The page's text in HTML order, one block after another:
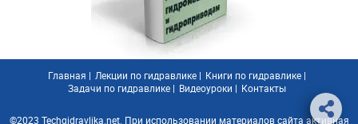
Главная | Лекции по гидравлике | Книги по гидравлике |
Задачи по гидравлике | Видеоуроки | Контакты
©2023 Techgidravlika.net. При использовании материалов сайта активная